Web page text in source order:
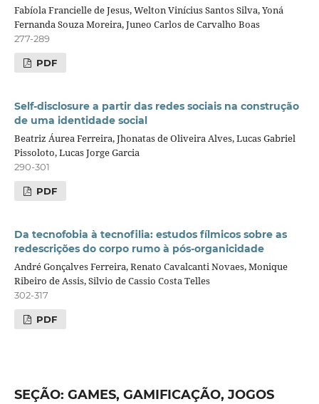
Fabíola Francielle de Jesus, Welton Vinícius Santos Silva, Yoná
Fernanda Souza Moreira, Juneo Carlos de Carvalho Boas
277-289
PDF
Self-disclosure a partir das redes sociais na construção
de uma identidade social
Beatriz Áurea Ferreira, Jhonatas de Oliveira Alves, Lucas Gabriel
Pissoloto, Lucas Jorge Garcia
290-301
PDF
Da tecnofobia à tecnofilia: estudos fílmicos sobre as
redescrições do corpo rumo à pós-organicidade
André Gonçalves Ferreira, Renato Cavalcanti Novaes, Monique
Ribeiro de Assis, Silvio de Cassio Costa Telles
302-317
PDF
SEÇÃO: GAMES, GAMIFICAÇÃO, JOGOS